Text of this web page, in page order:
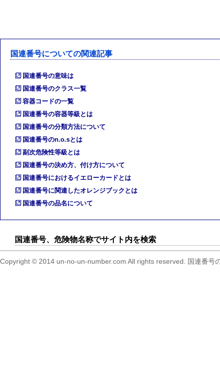
国連番号についての関連記事
国連番号の意味は
国連番号のクラス一覧
容器コードの一覧
国連番号の容器等級とは
国連番号の分類方法について
国連番号のn.o.sとは
副次危険性等級とは
国連番号の決め方、付け方について
国連番号におけるイエローカードとは
国連番号に関連したオレンジブックとは
国連番号の品名について
国連番号、危険物名称でサイト内を検索
Copyright © 2014 un-no-un-number.com All rights reserved. 国連番号